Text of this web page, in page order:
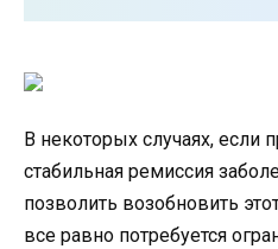
В некоторых случаях, если
стабильная ремиссия
позволить возобновить
все равно потребуется